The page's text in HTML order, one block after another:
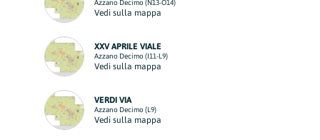
Azzano Decimo (N13-O14)
Vedi sulla mappa
XXV APRILE VIALE
Azzano Decimo (I11-L9)
Vedi sulla mappa
VERDI VIA
Azzano Decimo (L9)
Vedi sulla mappa